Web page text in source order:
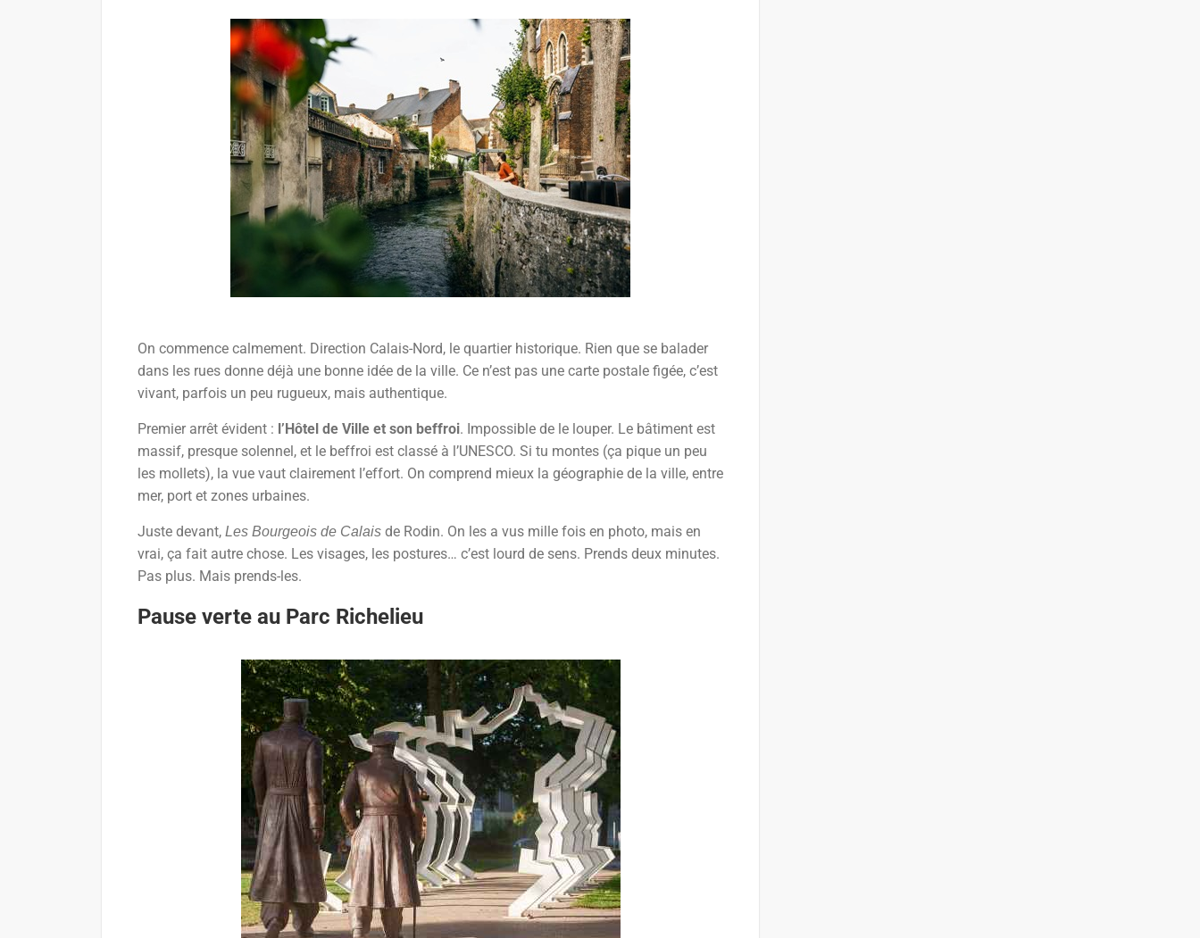
On commence calmement. Direction Calais-Nord, le quartier historique. Rien que se balader
dans les rues donne déjà une bonne idée de la ville. Ce n’est pas une carte postale figée, c’est
vivant, parfois un peu rugueux, mais authentique.
Premier arrêt évident : l’Hôtel de Ville et son beffroi. Impossible de le louper. Le bâtiment est
massif, presque solennel, et le beffroi est classé à l’UNESCO. Si tu montes (ça pique un peu
les mollets), la vue vaut clairement l’effort. On comprend mieux la géographie de la ville, entre
mer, port et zones urbaines.
Juste devant, Les Bourgeois de Calais de Rodin. On les a vus mille fois en photo, mais en
vrai, ça fait autre chose. Les visages, les postures… c’est lourd de sens. Prends deux minutes.
Pas plus. Mais prends-les.
Pause verte au Parc Richelieu